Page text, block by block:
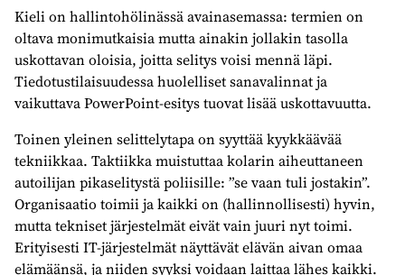
Kieli on hallintohölinässä avainasemassa: termien on
oltava monimutkaisia mutta ainakin jollakin tasolla
uskottavan oloisia, joitta selitys voisi mennä läpi.
Tiedotustilaisuudessa huolelliset sanavalinnat ja
vaikuttava PowerPoint-esitys tuovat lisää uskottavuutta.
Toinen yleinen selittelytapa on syyttää kyykkäävää
tekniikkaa. Taktiikka muistuttaa kolarin aiheuttaneen
autoilijan pikaselitystä poliisille: ”se vaan tuli jostakin”.
Organisaatio toimii ja kaikki on (hallinnollisesti) hyvin,
mutta tekniset järjestelmät eivät vain juuri nyt toimi.
Erityisesti IT-järjestelmät näyttävät elävän aivan omaa
elämäänsä, ja niiden syyksi voidaan laittaa lähes kaikki.